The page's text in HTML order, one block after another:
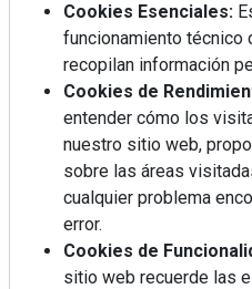
Cookies Esenciales:
funcionamiento técnico
recopilan información
Cookies de
entender cómo los
nuestro sitio web,
sobre las áreas
cualquier problema
error.
Cookies de
sitio web recuerde las